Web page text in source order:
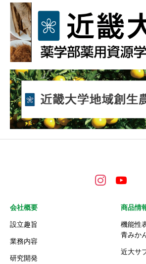
会社概要
設立趣旨
業務内容
研究開発
商品情
機能性
青みか
近大サ